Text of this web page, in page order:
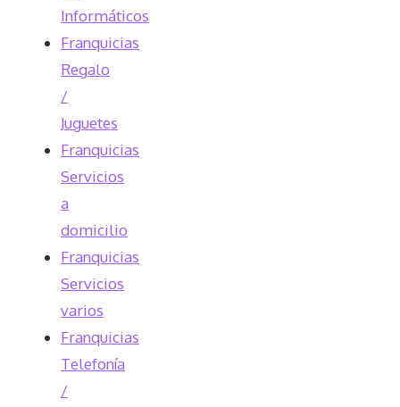
Informáticos
Franquicias
Regalo
/
Juguetes
Franquicias
Servicios
a
domicilio
Franquicias
Servicios
varios
Franquicias
Telefonía
/